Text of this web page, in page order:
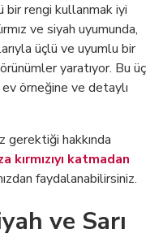
bir rengi kullanmak iyi
ve siyah uyumunda,
üçlü ve uyumlu bir
yaratıyor. Bu üç
örneğine ve detaylı
gerektiği hakkında
kırmızıyı katmadan
faydalanabilirsiniz.
ve Sarı